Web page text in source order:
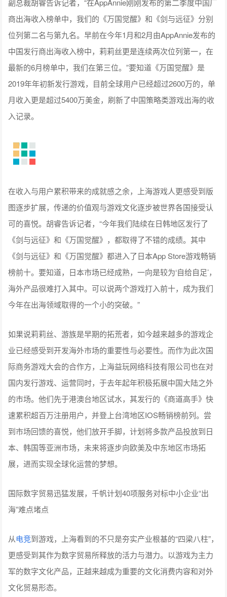
副总裁胡睿告诉记者，“在AppAnnie刚刚发布的第二季度中国厂
商出海收入榜单中，我们的《万国觉醒》和《剑与远征》分别
位列第二名与第九名。早前在今年1月和2月由AppAnnie发布的
中国发行商出海收入榜中，莉莉丝更是连续两次位列第一，在
最新的6月榜单中，我们在第三位。”要知道《万国觉醒》是
2019年年初新发行游戏，目前全球用户已经超过2600万的，单
月收入更是超过5400万美金，刷新了中国策略类游戏出海的收
入记录。
在收入与用户累积带来的成就感之余，上海游戏人更感受到版
图逐步扩展，传递的价值观与游戏文化逐步被世界各国接受认
可的喜悦。胡睿告诉记者，“今年我们陆续在日韩地区发行了
《剑与远征》和《万国觉醒》，都取得了不错的成绩。其中
《剑与远征》和《万国觉醒》都进入了日本App Store游戏畅销
榜前十。要知道，日本市场已经成熟，一向是较为‘自给自足’，
海外产品很难打入其中。可以说两个游戏打入前十，成为我们
今年在出海领域取得的一个小的突破。”
如果说莉莉丝、游族是早期的拓荒者，如今越来越多的游戏企
业已经感受到开发海外市场的重要性与必要性。而作为此次国
际商务游戏大会的合作方，上海益玩网络科技有限公司也在对
国内发行游戏、运营同时，于去年起年积极拓展中国大陆之外
的市场。他们先于港澳台地区试水，其发行的《商道高手》快
速累积超百万注册用户，并登上台湾地区IOS畅销榜前列。尝
到市场回馈的喜悦，他们放开手脚，计划将多款产品投放到日
本、韩国等亚洲市场，未来将逐步向欧美及中东地区市场拓
展，进而实现全球化运营的梦想。
国际数字贸易迅猛发展，千帆计划40项服务对标中小企业“出
海”难点堵点
从电竞到游戏，上海看到的不只是夯实产业根基的“四梁八柱”，
更感受到其作为数字贸易所释放的活力与潜力。以游戏为主力
军的数字文化产品，正越来越成为重要的文化消费内容和对外
文化贸易形态。